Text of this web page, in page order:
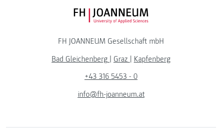
FH JOANNEUM Logo
FH JOANNEUM Gesellschaft mbH
Bad Gleichenberg | Graz | Kapfenberg
+43 316 5453 - 0
info@fh-joanneum.at